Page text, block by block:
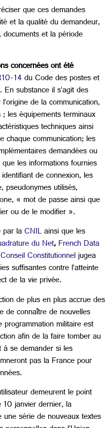
que ces demandes
et la qualité du demandeur,
et la période
concernées ont été
14du Code des postes et
substance il s’agit des
de la communication,
les équipements terminaux
techniques ainsi
chaque communication; les
demandées ou
les informations fournies
de connexion, les
pseudonymes utilisés,
« mot de passe ainsi que
ou de le modifier ».
par laCNILainsi que les
du Net,French Data
Conseil Constitutionneljugea
suffisantes contre l’atteinte
de la vie privée.
de plus en plus accrue des
de connaître de nouvelles
militaire est
afin de la faire tomber au
se demander si les
pas la France pour
demeurent le point
janvier dernier, la
une série de nouveaux textes